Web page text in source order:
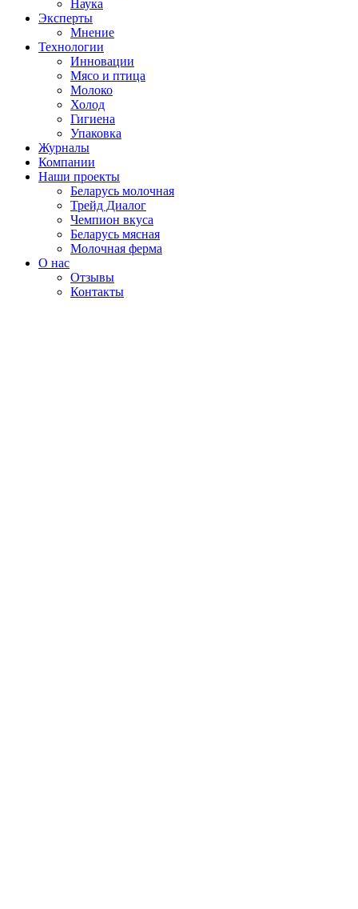
Наука
Эксперты
Мнение
Технологии
Инновации
Мясо и птица
Молоко
Холод
Гигиена
Упаковка
Журналы
Компании
Наши проекты
Беларусь молочная
Трейд Диалог
Чемпион вкуса
Беларусь мясная
Молочная ферма
О нас
Отзывы
Контакты